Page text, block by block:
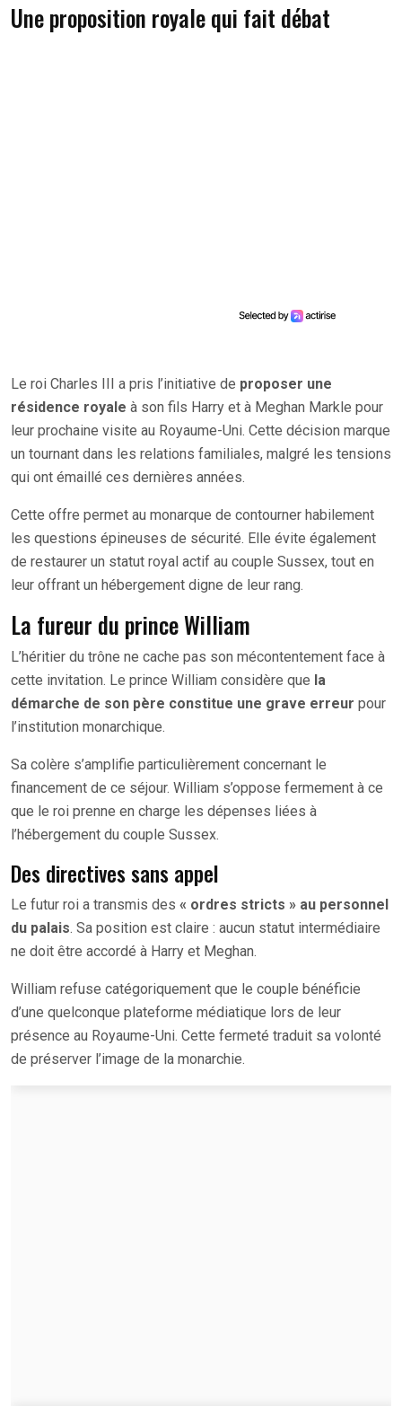
Une proposition royale qui fait débat
Le roi Charles III a pris l’initiative de proposer une
résidence royale à son fils Harry et à Meghan Markle pour
leur prochaine visite au Royaume-Uni. Cette décision marque
un tournant dans les relations familiales, malgré les tensions
qui ont émaillé ces dernières années.
Cette offre permet au monarque de contourner habilement
les questions épineuses de sécurité. Elle évite également
de restaurer un statut royal actif au couple Sussex, tout en
leur offrant un hébergement digne de leur rang.
La fureur du prince William
L’héritier du trône ne cache pas son mécontentement face à
cette invitation. Le prince William considère que la
démarche de son père constitue une grave erreur pour
l’institution monarchique.
Sa colère s’amplifie particulièrement concernant le
financement de ce séjour. William s’oppose fermement à ce
que le roi prenne en charge les dépenses liées à
l’hébergement du couple Sussex.
Des directives sans appel
Le futur roi a transmis des « ordres stricts » au personnel
du palais. Sa position est claire : aucun statut intermédiaire
ne doit être accordé à Harry et Meghan.
William refuse catégoriquement que le couple bénéficie
d’une quelconque plateforme médiatique lors de leur
présence au Royaume-Uni. Cette fermeté traduit sa volonté
de préserver l’image de la monarchie.